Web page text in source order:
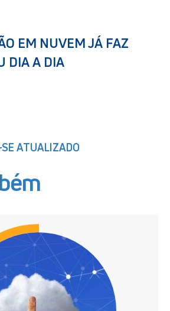
EM NUVEM JÁ FAZ
DIA A DIA
ATUALIZADO